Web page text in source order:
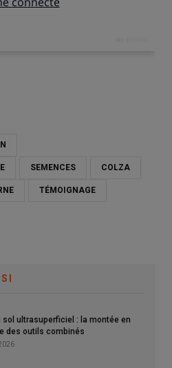
de travaux agricoles
: «La moisson décomposée
faire.»
SEMENCES COLZA
TÉMOIGNAGE
sol ultrasuperficiel : la montée en
des outils combinés